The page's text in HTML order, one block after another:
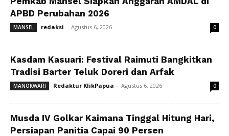
APBD Perubahan 2026
MANSEL redaksi - Agustus 6, 2026 0
Kasdam Kasuari: Festival Raimuti Bangkitkan
Tradisi Barter Teluk Doreri dan Arfak
MANOKWARI Redaktur KlikPapua - Agustus 6, 2026 0
Musda IV Golkar Kaimana Tinggal Hitung Hari,
Persiapan Panitia Capai 90 Persen